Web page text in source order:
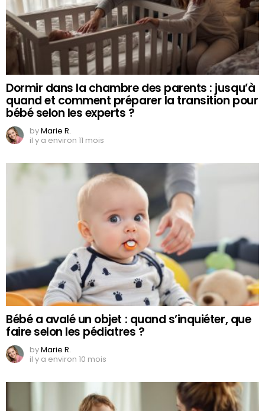
Dormir dans la chambre des parents : jusqu’à
quand et comment préparer la transition pour
bébé selon les experts ?
byMarie R.
il y a environ 11 mois
Bébé a avalé un objet : quand s’inquiéter, que
faire selon les pédiatres ?
byMarie R.
il y a environ 10 mois